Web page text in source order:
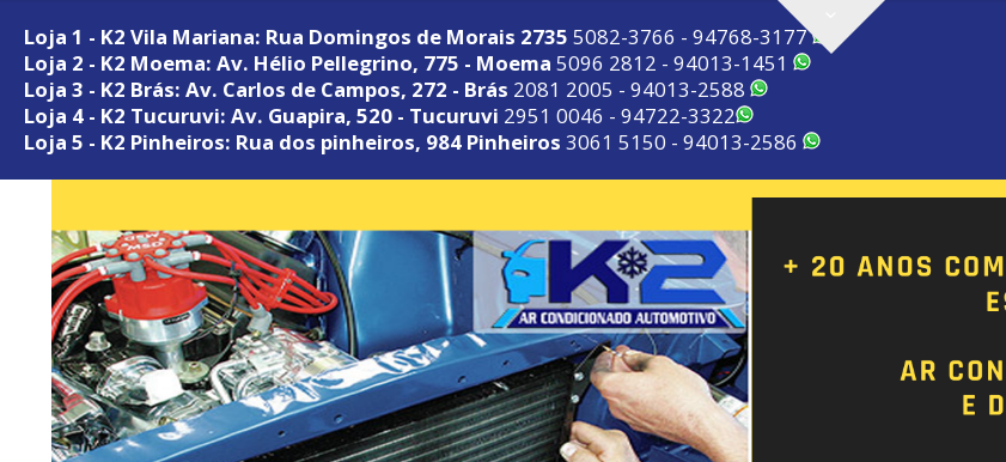
Loja 1 - K2 Vila Mariana: Rua Domingos de Morais 2735 5082-3766 - 94768-3177
Loja 2 - K2 Moema: Av. Hélio Pellegrino, 775 - Moema 5096 2812 - 94013-1451
Loja 3 - K2 Brás: Av. Carlos de Campos, 272 - Brás 2081 2005 - 94013-2588
Loja 4 - K2 Tucuruvi: Av. Guapira, 520 - Tucuruvi 2951 0046 - 94722-3322
Loja 5 - K2 Pinheiros: Rua dos pinheiros, 984 Pinheiros 3061 5150 - 94013-2586